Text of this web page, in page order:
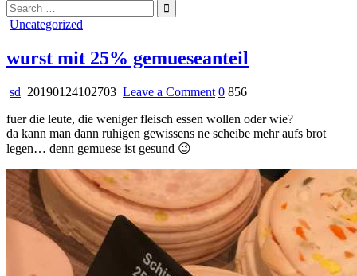
Search
for:
Posted
Uncategorized
wurst mit 25% gemueseanteil
sd 20190124102703 Leave a Commenton
mit
25%
0 856
fuer die leute, die weniger fleisch essen wollen oder wie?
da kann man dann ruhigen gewissens ne scheibe mehr aufs brot
legen… denn gemuese ist gesund 😉